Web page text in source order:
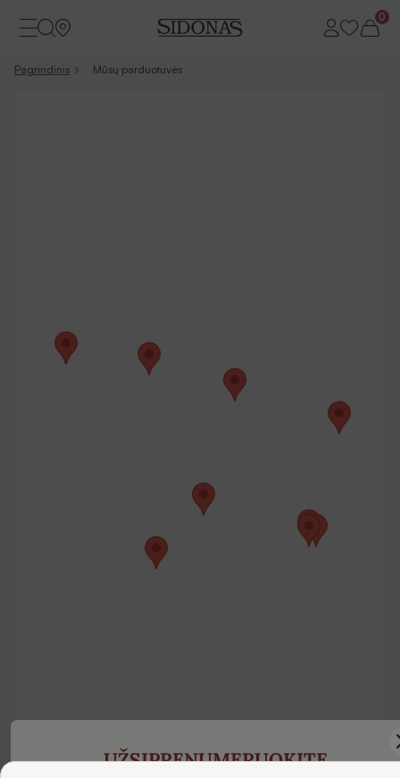
0
Pagrindinis Mūsų parduotuvės
UŽSIPRENUMERUOKITE